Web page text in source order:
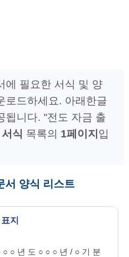
에 필요한 서식 및 양
로드하세요. 아래한글
됩니다. "전도 자금 출
식 목록의 1페이지 입
서 양식 리스트
지
○ ○ 년 도 ○ ○ ○ 년 / ○ 기 분